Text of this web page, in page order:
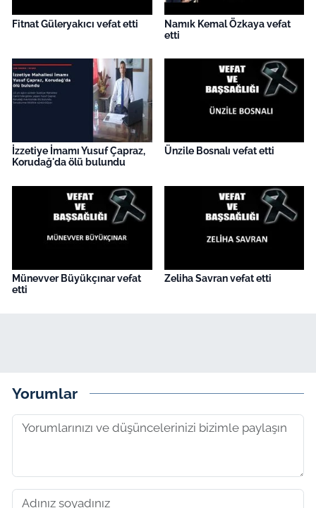
Fitnat Güleryakıcı vefat etti
Namık Kemal Özkaya vefat
etti
İzzetiye İmamı Yusuf Çapraz,
Korudağ'da ölü bulundu
Ünzile Bosnalı vefat etti
Münevver Büyükçınar vefat
etti
Zeliha Savran vefat etti
Yorumlar
Finans
Gündem-Eğitim